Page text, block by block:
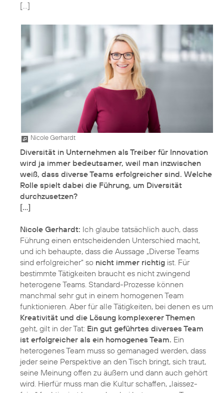
Nicole Gerhardt
Diversität in Unternehmen als Treiber für Innovation
wird ja immer bedeutsamer, weil man inzwischen
weiß, dass diverse Teams erfolgreicher sind. Welche
Rolle spielt dabei die Führung, um Diversität
durchzusetzen?
[…]
Nicole Gerhardt: Ich glaube tatsächlich auch, dass
Führung einen entscheidenden Unterschied macht,
und ich behaupte, dass die Aussage „Diverse Teams
sind erfolgreicher“ so nicht immer richtig ist. Für
bestimmte Tätigkeiten braucht es nicht zwingend
heterogene Teams. Standard-Prozesse können
manchmal sehr gut in einem homogenen Team
funktionieren. Aber für alle Tätigkeiten, bei denen es um
Kreativität und die Lösung komplexerer Themen
geht, gilt in der Tat: Ein gut geführtes diverses Team
ist erfolgreicher als ein homogenes Team. Ein
heterogenes Team muss so gemanaged werden, dass
jeder seine Perspektive an den Tisch bringt, sich traut,
seine Meinung offen zu äußern und dann auch gehört
wird. Hierfür muss man die Kultur schaffen, „laissez-